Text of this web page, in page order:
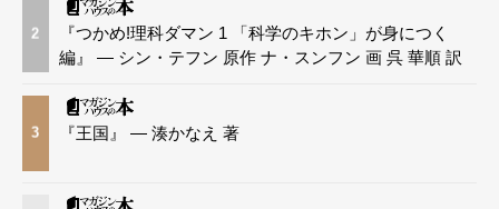
2
『つかめ!理科ダマン 1 「科学のキホン」が身につく
編』 — シン・テフン 原作 ナ・スンフン 画 呉 華順 訳
3 『王国』 — 湊かなえ 著